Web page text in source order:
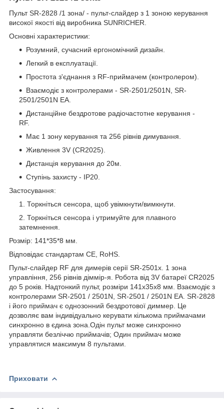
Пульт SR-2828 /1 зона/ - пульт-слайдер з 1 зоною керування
високої якості від виробника SUNRICHER.
Основні характеристики:
Розумний, сучасний ергономічний дизайн.
Легкий в експлуатації.
Простота з'єднання з RF-приймачем (контролером).
Взаємодіє з контролерами - SR-2501/2501N, SR-
2501/2501N EA.
Дистанційне бездротове радіочастотне керування -
RF.
Має 1 зону керування та 256 рівнів димування.
Живлення 3V (CR2025).
Дистанція керування до 20м.
Ступінь захисту - IP20.
Застосування:
Торкніться сенсора, щоб увімкнути/вимкнути.
Торкніться сенсора і утримуйте для плавного
затемнення.
Розмір: 141*35*8 мм.
Відповідає стандартам CE, RoHS.
Пульт-слайдер RF для димерів серії SR-2501x. 1 зона
управління, 256 рівнів діммір-я. Робота від 3V батареї CR2025
до 5 років. Надтонкий пульт, розміри 141x35x8 мм. Взаємодіє з
контролерами SR-2501 / 2501N, SR-2501 / 2501N EA. SR-2828
і його приймач є однозонний бездротової диммер. Це
дозволяє вам індивідуально керувати кількома приймачами
синхронно в єдина зона.Одін пульт може синхронно
управляти безліччю приймачів; Один приймач може
управлятися максимум 8 пультами.
Приховати